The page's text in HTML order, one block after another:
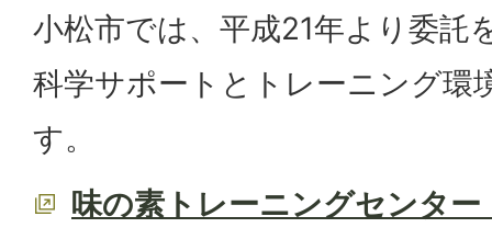
小松市では、平成21年より委託
科学サポートとトレーニング環
す。
味の素トレーニングセンタ